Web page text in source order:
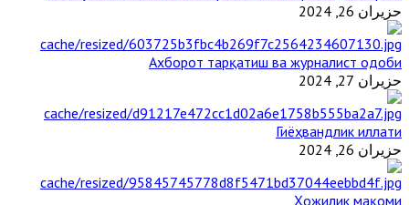
حزيران 26, 2024
Ахборот тарқатиш ва журналист одоби
حزيران 27, 2024
Гиёҳвандлик иллати
حزيران 26, 2024
Ҳожилик мақоми